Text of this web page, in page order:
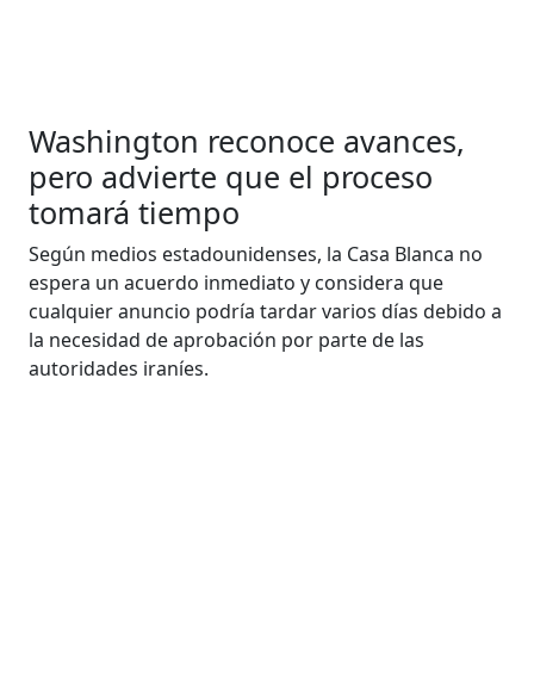
Washington reconoce avances,
pero advierte que el proceso
tomará tiempo
Según medios estadounidenses, la Casa Blanca no
espera un acuerdo inmediato y considera que
cualquier anuncio podría tardar varios días debido a
la necesidad de aprobación por parte de las
autoridades iraníes.